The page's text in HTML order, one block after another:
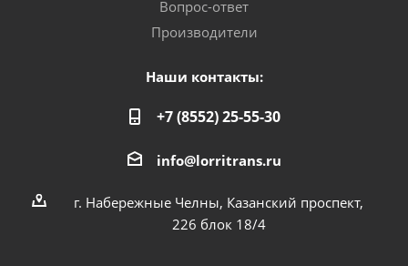
Вопрос-ответ
Производители
Наши контакты:
+7 (8552) 25-55-30
info@lorritrans.ru
г. Набережные Челны, Казанский проспект,
226 блок 18/4